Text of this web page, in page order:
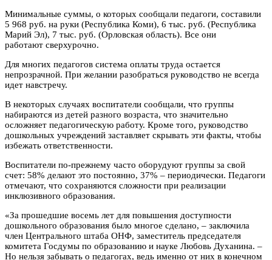
Минимальные суммы, о которых сообщали педагоги, составили
5 968 руб. на руки (Республика Коми), 6 тыс. руб. (Республика
Марий Эл), 7 тыс. руб. (Орловская область). Все они
работают сверхурочно.
Для многих педагогов система оплаты труда остается
непрозрачной. При желании разобраться руководство не всегда
идет навстречу.
В некоторых случаях воспитатели сообщали, что группы
набираются из детей разного возраста, что значительно
осложняет педагогическую работу. Кроме того, руководство
дошкольных учреждений заставляет скрывать эти факты, чтобы
избежать ответственности.
Воспитатели по-прежнему часто оборудуют группы за свой
счет: 58% делают это постоянно, 37% – периодически. Педагоги
отмечают, что сохраняются сложности при реализации
инклюзивного образования.
«За прошедшие восемь лет для повышения доступности
дошкольного образования было многое сделано, – заключила
член Центрального штаба ОНФ, заместитель председателя
комитета Госдумы по образованию и науке Любовь Духанина. –
Но нельзя забывать о педагогах, ведь именно от них в конечном